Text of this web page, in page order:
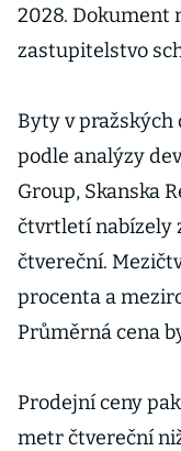
2028. Dokument
zastupitelstvo
Byty v pražských
podle analýzy
Group, Skanska
čtvrtletí nabízely
čtvereční.
procenta a
Průměrná cena
Prodejní ceny
metr čtvereční